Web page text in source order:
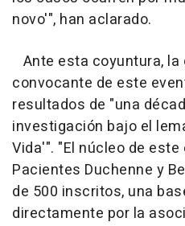
novo'", han aclarado.
Ante esta coyuntura,
convocante de este
resultados de "una
investigación bajo el
Vida'". "El núcleo de
Pacientes Duchenne y
de 500 inscritos, una
directamente por la